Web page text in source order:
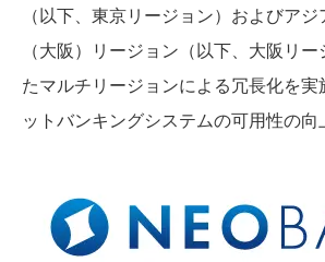
（以下、東京リージョン）およびア
（大阪）リージョン（以下、大阪リ
たマルチリージョンによる冗長化を
ットバンキングシステムの可用性の向